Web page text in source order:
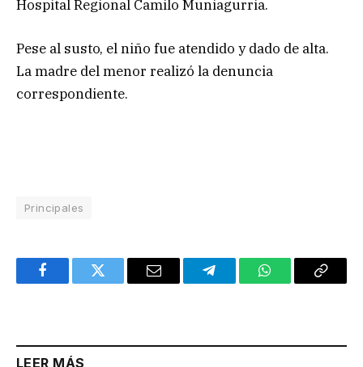
Hospital Regional Camilo Muniagurria.
Pese al susto, el niño fue atendido y dado de alta.
La madre del menor realizó la denuncia
correspondiente.
Principales
FacebookTwitter Email TelegramWhatsAppCopy
LEER MÁS